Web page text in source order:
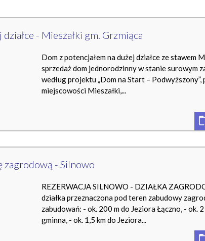
- Mieszałki gm. Grzmiąca
Dom z potencjałem na dużej działce ze stawem
sprzedaż dom jednorodzinny w stanie surowym
według projektu „Dom na Start –
miejscowości Mieszałki,...
zagrodową - Silnowo
REZERWACJA SILNOWO - DZIAŁKA
działka przeznaczona pod teren zabudowy
zabudowań: - ok. 200 m do Jeziora Łączno, - ok.
gminna, - ok. 1,5 km do Jeziora...